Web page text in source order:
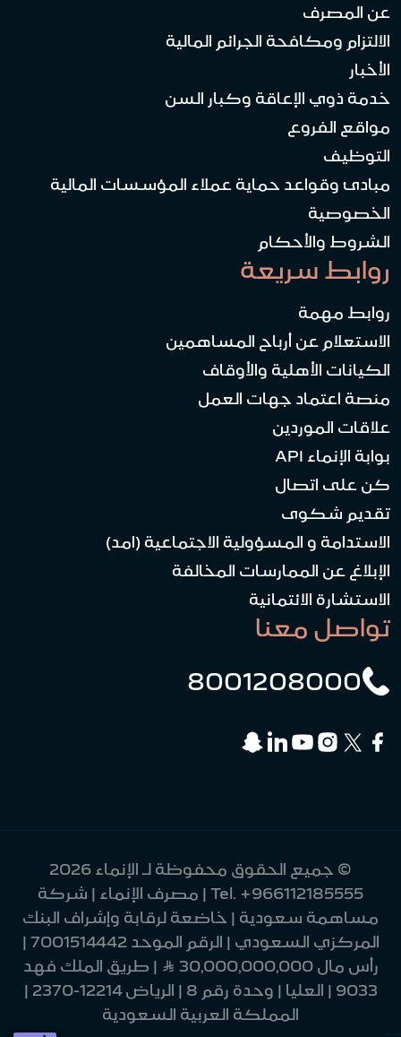
عن المصرف
الالتزام ومكافحة الجرائم المالية
الأخبار
خدمة ذوي الإعاقة وكبار السن
مواقع الفروع
التوظيف
مبادئ وقواعد حماية عملاء المؤسسات المالية
الخصوصية
الشروط والأحكام
روابط سريعة
روابط مهمة
الاستعلام عن أرباح المساهمين
الكيانات الأهلية والأوقاف
منصة اعتماد جهات العمل
علاقات الموردين
بوابة الإنماء API
كن على اتصال
تقديم شكوى
الاستدامة و المسؤولية الاجتماعية (امد)
الإبلاغ عن الممارسات المخالفة
الاستشارة الائتمانية
تواصل معنا
8001208000
© جميع الحقوق محفوظة لـ الإنماء 2026
Tel. +966112185555
| مصرف الإنماء | شركة
مساهمة سعودية | خاضعة لرقابة وإشراف البنك
المركزي السعودي | الرقم الموحد 7001514442 |
رأس مال 30,000,000,000 Ʀ | طريق الملك فهد
9033 | العليا | وحدة رقم 8 | الرياض 12214-2370 |
المملكة العربية السعودية